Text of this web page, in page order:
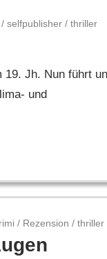
/selfpublisher /thriller
19. Jh. Nun führt
und
/ Rezension /thriller